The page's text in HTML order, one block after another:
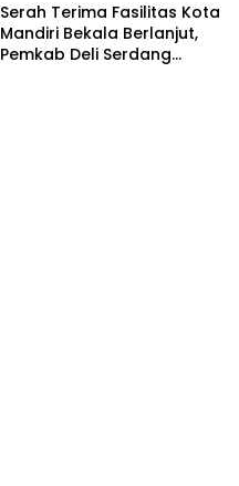
Serah Terima Fasilitas Kota
Mandiri Bekala Berlanjut,
Pemkab Deli Serdang